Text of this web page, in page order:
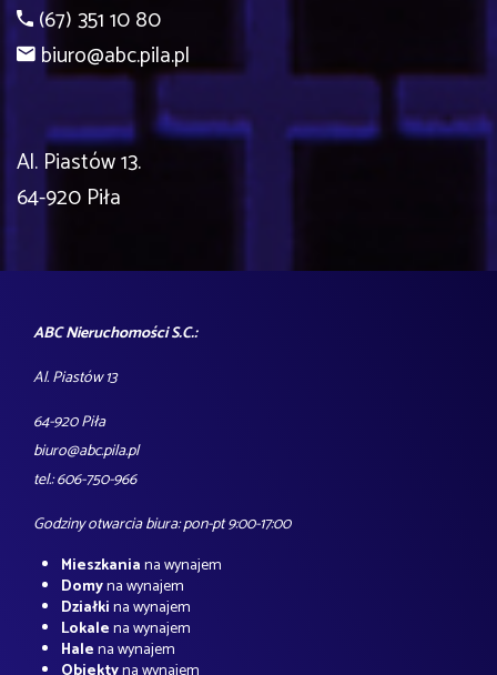
(67) 351 10 80
biuro@abc.pila.pl
Al. Piastów 13.
64-920 Piła
ABC Nieruchomości S.C.:
Al. Piastów 13
64-920 Piła
biuro@abc.pila.pl
tel.: 606-750-966
Godziny otwarcia biura: pon-pt 9:00-17:00
Mieszkaniana wynajem
Domyna wynajem
Działkina wynajem
Lokalena wynajem
Halena wynajem